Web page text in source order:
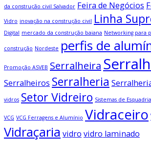
da construção civil Salvador Feira de Negócios
Vidro inovação na construção civil Linha
Digital mercado da construção baiana Networking para
construção Nordeste perfis de
Promoção ASVEB Serralheira
Serralheiros Serralheria
vidros Setor Vidreiro Sistemas de
VCG VCG Ferragens e Alumínio Vidraceiro
Vidraçaria vidro vidro laminado